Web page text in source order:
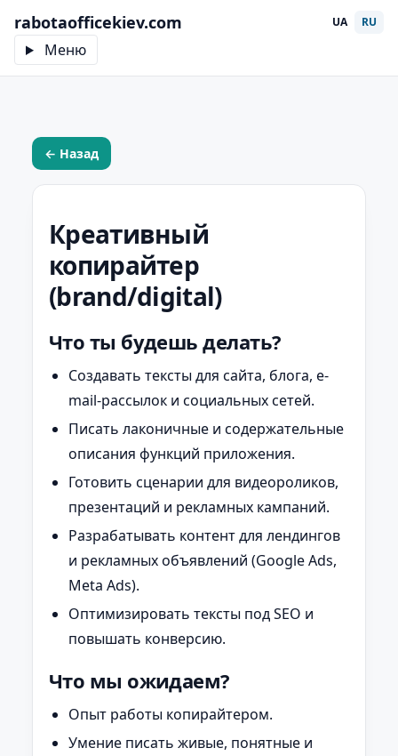
rabotaofficekiev.com
Меню
UA RU
← Назад
Креативный
копирайтер
(brand/digital)
Что ты будешь делать?
Создавать тексты для сайта, блога, e-
mail-рассылок и социальных сетей.
Писать лаконичные и содержательные
описания функций приложения.
Готовить сценарии для видеороликов,
презентаций и рекламных кампаний.
Разрабатывать контент для лендингов
и рекламных объявлений (Google Ads,
Meta Ads).
Оптимизировать тексты под SEO и
повышать конверсию.
Что мы ожидаем?
Опыт работы копирайтером.
Умение писать живые, понятные и